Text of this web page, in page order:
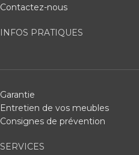
Contactez-nous
INFOS PRATIQUES
Garantie
Entretien de vos meubles
Consignes de prévention
SERVICES